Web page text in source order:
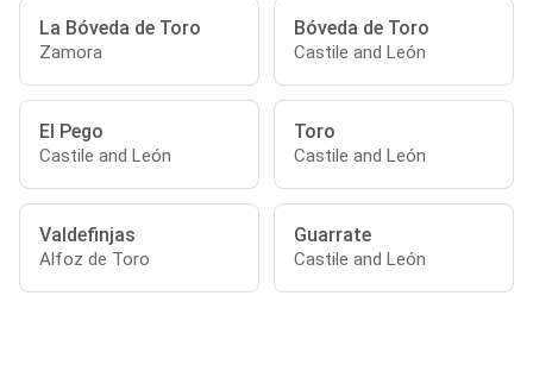
La Bóveda de Toro
Zamora
Bóveda de Toro
Castile and León
El Pego
Castile and León
Toro
Castile and León
Valdefinjas
Alfoz de Toro
Guarrate
Castile and León